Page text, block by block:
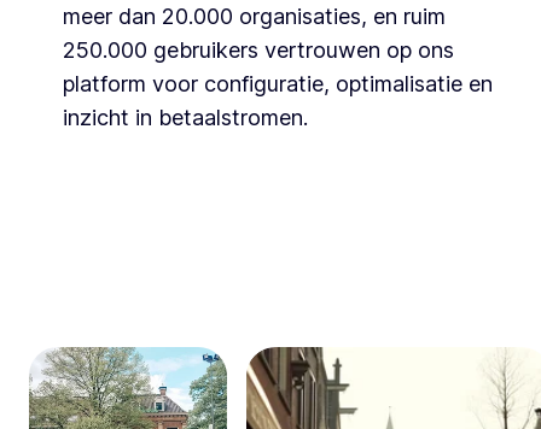
meer dan 20.000 organisaties, en ruim
250.000 gebruikers vertrouwen op ons
platform voor configuratie, optimalisatie en
inzicht in betaalstromen.